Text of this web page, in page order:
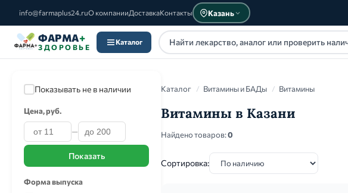
info@farmaplus24.ruО компанииДоставкаКонтакты Казань
ФАРМА+
ЗДОРОВЬЕ
Каталог
Каталог
Показывать не в наличии
Цена, руб.
—
Показать
Форма выпуска
Каталог / Витамины и БАДы / Витамины
Витамины в Казани
Найдено товаров:0
Сортировка: